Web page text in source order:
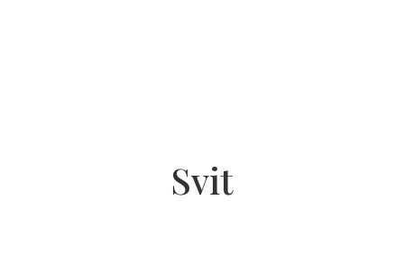
Svit